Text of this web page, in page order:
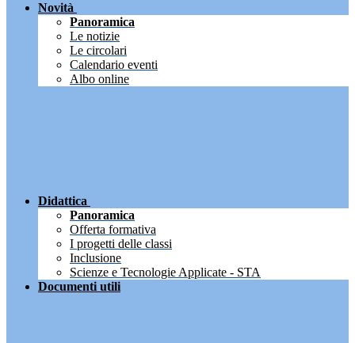
Novità
Panoramica
Le notizie
Le circolari
Calendario eventi
Albo online
Didattica
Panoramica
Offerta formativa
I progetti delle classi
Inclusione
Scienze e Tecnologie Applicate - STA
Documenti utili